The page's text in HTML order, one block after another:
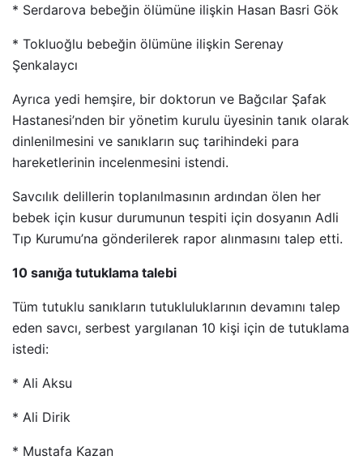
* Serdarova bebeğin ölümüne ilişkin Hasan Basri Gök
* Tokluoğlu bebeğin ölümüne ilişkin Serenay
Şenkalaycı
Ayrıca yedi hemşire, bir doktorun ve Bağcılar Şafak
Hastanesi’nden bir yönetim kurulu üyesinin tanık olarak
dinlenilmesini ve sanıkların suç tarihindeki para
hareketlerinin incelenmesini istendi.
Savcılık delillerin toplanılmasının ardından ölen her
bebek için kusur durumunun tespiti için dosyanın Adli
Tıp Kurumu’na gönderilerek rapor alınmasını talep etti.
10 sanığa tutuklama talebi
Tüm tutuklu sanıkların tutukluluklarının devamını talep
eden savcı, serbest yargılanan 10 kişi için de tutuklama
istedi:
* Ali Aksu
* Ali Dirik
* Mustafa Kazan